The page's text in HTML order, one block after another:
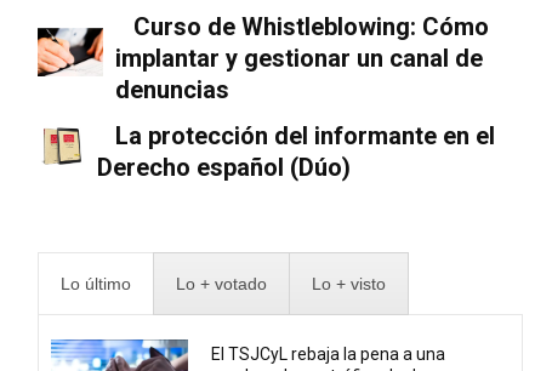
Curso de Whistleblowing: Cómo
implantar y gestionar un canal de
denuncias
La protección del informante en el
Derecho español (Dúo)
Lo último Lo + votado Lo + visto
El TSJCyL rebaja la pena a una